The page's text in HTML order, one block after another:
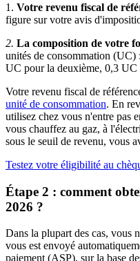
1. Votre revenu fiscal de
figure sur votre avis
2. La composition de votre
unités de consommation
UC pour la deuxième, 0,3 UC
Votre revenu fiscal de
unité de consommation. En
utilisez chez vous n'entre pas
vous chauffez au gaz, à
sous le seuil de revenu, vous
Testez votre éligibilité au
Étape 2 : comment
2026 ?
Dans la plupart des cas, vous
vous est envoyé
paiement (ASP), sur la base